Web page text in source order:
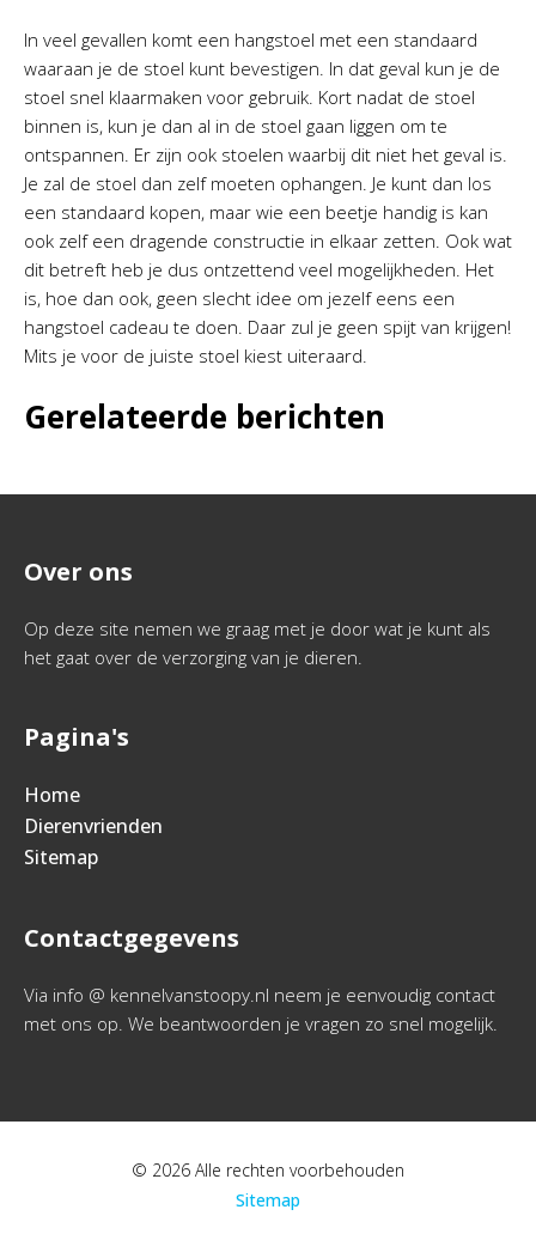
In veel gevallen komt een hangstoel met een standaard
waaraan je de stoel kunt bevestigen. In dat geval kun je de
stoel snel klaarmaken voor gebruik. Kort nadat de stoel
binnen is, kun je dan al in de stoel gaan liggen om te
ontspannen. Er zijn ook stoelen waarbij dit niet het geval is.
Je zal de stoel dan zelf moeten ophangen. Je kunt dan los
een standaard kopen, maar wie een beetje handig is kan
ook zelf een dragende constructie in elkaar zetten. Ook wat
dit betreft heb je dus ontzettend veel mogelijkheden. Het
is, hoe dan ook, geen slecht idee om jezelf eens een
hangstoel cadeau te doen. Daar zul je geen spijt van krijgen!
Mits je voor de juiste stoel kiest uiteraard.
Gerelateerde berichten
Over ons
Op deze site nemen we graag met je door wat je kunt als
het gaat over de verzorging van je dieren.
Pagina's
Home
Dierenvrienden
Sitemap
Contactgegevens
Via info @ kennelvanstoopy.nl neem je eenvoudig contact
met ons op. We beantwoorden je vragen zo snel mogelijk.
© 2026 Alle rechten voorbehouden
Sitemap